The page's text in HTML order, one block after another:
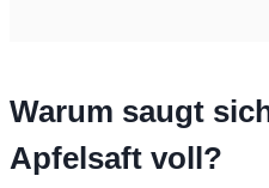
Warum saugt
Apfelsaft voll?